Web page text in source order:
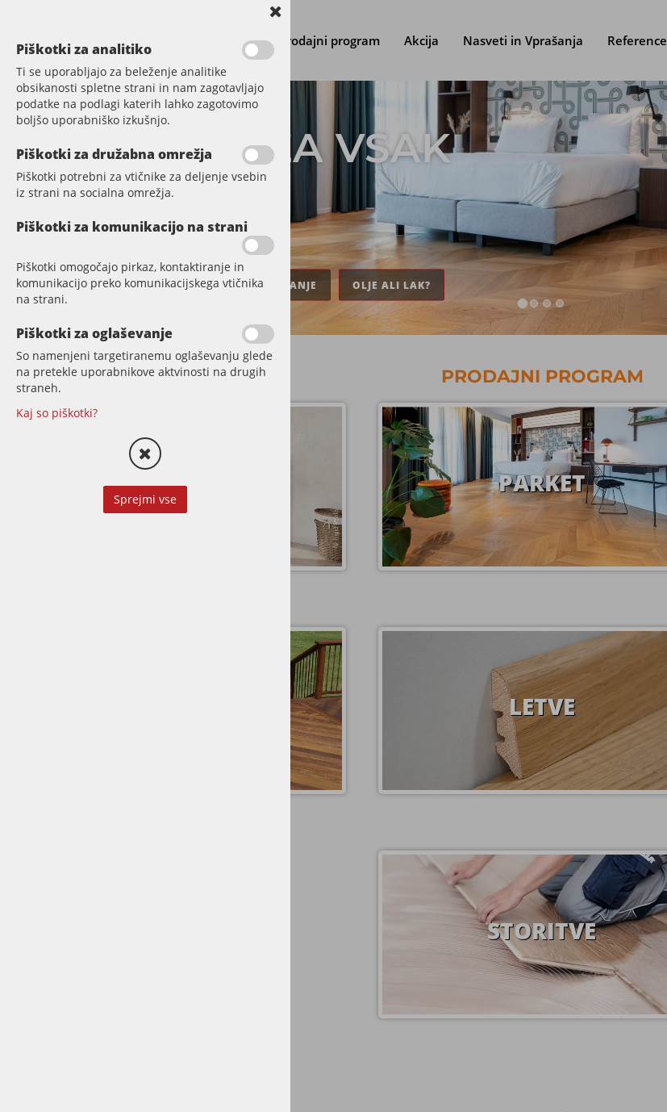
Prodajni program Akcija Nasveti in Vprašanja Reference
PARKET ZA VSAK
OKUS
PONUDBA PARKETA VZDRŽEVANJE OLJE ALI LAK?
PRODAJNI PROGRAM
VINIL PARKET
LETVE
STORITVE
Piškotki za analitiko
Ti se uporabljajo za beleženje analitike
obsikanosti spletne strani in nam zagotavljajo
podatke na podlagi katerih lahko zagotovimo
boljšo uporabniško izkušnjo.
Piškotki za družabna omrežja
Piškotki potrebni za vtičnike za deljenje vsebin
iz strani na socialna omrežja.
Piškotki za komunikacijo na strani
Piškotki omogočajo pirkaz, kontaktiranje in
komunikacijo preko komunikacijskega vtičnika
na strani.
Piškotki za oglaševanje
So namenjeni targetiranemu oglaševanju glede
na pretekle uporabnikove aktvinosti na drugih
straneh.
Kaj so piškotki?
Sprejmi vse